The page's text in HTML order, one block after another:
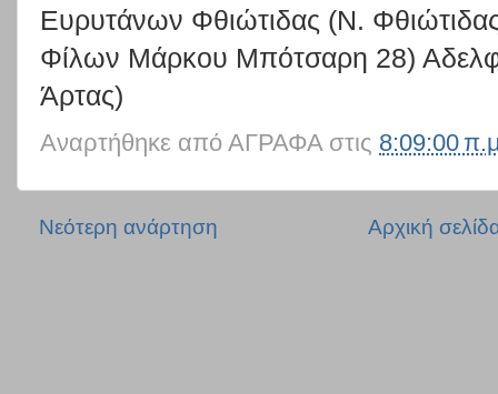
Ευρυτάνων Φθιώτιδας (Ν.
Φίλων Μάρκου Μπότσαρη 28)
Άρτας)
Αναρτήθηκε από ΑΓΡΑΦΑ στις 8:09:00
Νεότερη ανάρτηση Αρχική